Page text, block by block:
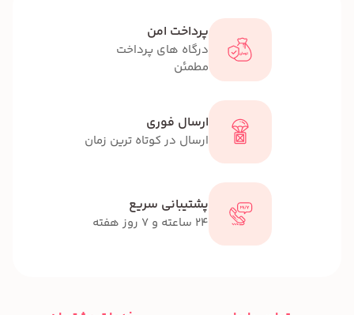
پرداخت امن
درگاه های پرداخت
مطمئن
ارسال فوری
ارسال در کوتاه ترین زمان
پشتیبانی سریع
24 ساعته و 7 روز هفته